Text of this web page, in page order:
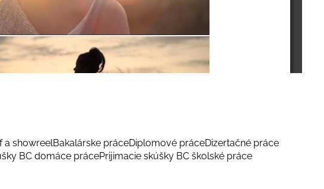
a showreelBakalárske práceDiplomové práceDizertačné práce
BC domáce prácePrijimacie skúšky BC školské práce